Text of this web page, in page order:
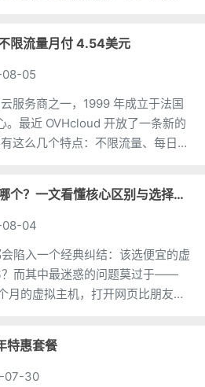
限流量月付 4.54美元
05
服务商之一，1999 年成立于法国
。最近 OVHcloud 开放了一条新的
这么几个特点：不限流量、每日自
虚拟主机和VPS我该选哪个？一文看懂核心区别与选择指南
04
陷入一个经典纠结：该选便宜的虚
？而其中最迷惑的问题莫过于——
月的虚拟主机，打开网页比朋友几
特惠套餐
07-30